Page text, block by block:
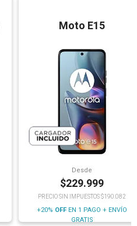
Moto E15
Desde
$229.999
PRECIO SIN IMPUESTOS $190.082
+20% OFF EN 1 PAGO + ENVÍO
GRATIS